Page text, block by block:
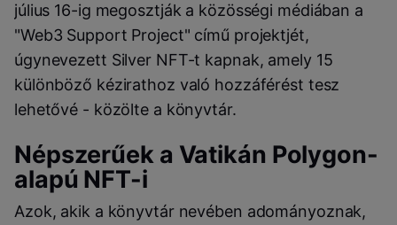
július 16-ig megosztják a közösségi médiában a
"Web3 Support Project" című projektjét,
úgynevezett Silver NFT-t kapnak, amely 15
különböző kézirathoz való hozzáférést tesz
lehetővé - közölte a könyvtár.
Népszerűek a Vatikán Polygon-
alapú NFT-i
Azok, akik a könyvtár nevében adományoznak,